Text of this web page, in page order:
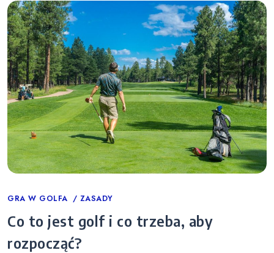
Categories
GRA W GOLFA ZASADY
Co to jest golf i co trzeba, aby
rozpocząć?